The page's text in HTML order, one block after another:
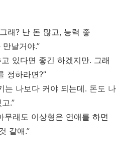
래? 난 돈 많고, 능력 좋
날거야.”
있다면 좋긴 하겠지만. 그래
정하라면?”
는 나보다 커야 되는데. 돈도 나
.”
무래도 이상형은 연애를 하면
같애.”